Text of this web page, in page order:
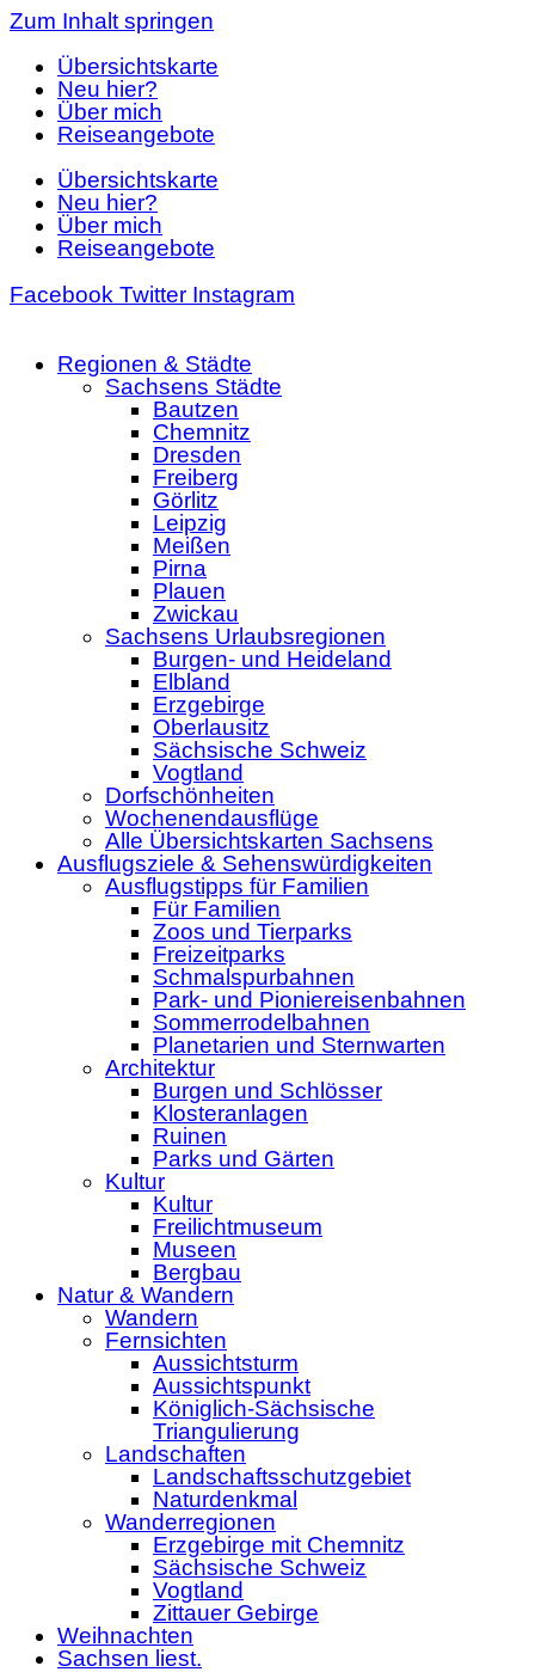
Zum Inhalt springen
Übersichtskarte
Neu hier?
Über mich
Reiseangebote
Übersichtskarte
Neu hier?
Über mich
Reiseangebote
Facebook Twitter Instagram
Regionen & Städte
Sachsens Städte
Bautzen
Chemnitz
Dresden
Freiberg
Görlitz
Leipzig
Meißen
Pirna
Plauen
Zwickau
Sachsens Urlaubsregionen
Burgen- und Heideland
Elbland
Erzgebirge
Oberlausitz
Sächsische Schweiz
Vogtland
Dorfschönheiten
Wochenendausflüge
Alle Übersichtskarten Sachsens
Ausflugsziele & Sehenswürdigkeiten
Ausflugstipps für Familien
Für Familien
Zoos und Tierparks
Freizeitparks
Schmalspurbahnen
Park- und Pioniereisenbahnen
Sommerrodelbahnen
Planetarien und Sternwarten
Architektur
Burgen und Schlösser
Klosteranlagen
Ruinen
Parks und Gärten
Kultur
Kultur
Freilichtmuseum
Museen
Bergbau
Natur & Wandern
Wandern
Fernsichten
Aussichtsturm
Aussichtspunkt
Königlich-Sächsische
Triangulierung
Landschaften
Landschaftsschutzgebiet
Naturdenkmal
Wanderregionen
Erzgebirge mit Chemnitz
Sächsische Schweiz
Vogtland
Zittauer Gebirge
Weihnachten
Sachsen liest.